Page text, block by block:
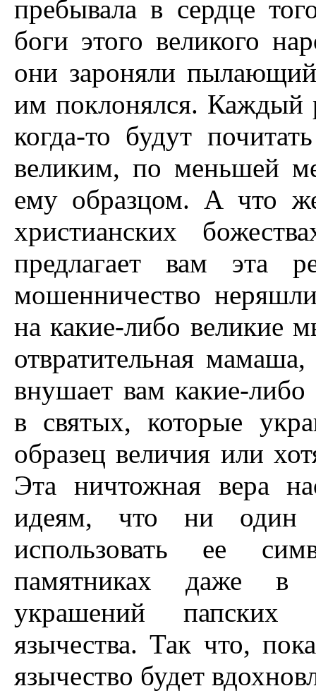
пребывала в сердце
боги этого великого
они зароняли
им поклонялся. Каждый
когда-то будут
великим, по меньшей
ему образцом. А что
христианских
предлагает вам эта
мошенничество
на какие-либо великие
отвратительная
внушает вам какие-
в святых, которые
образец величия или
Эта ничтожная вера
идеям, что ни один
использовать ее
памятниках даже в
украшений папских
язычества. Так что,
язычество будет